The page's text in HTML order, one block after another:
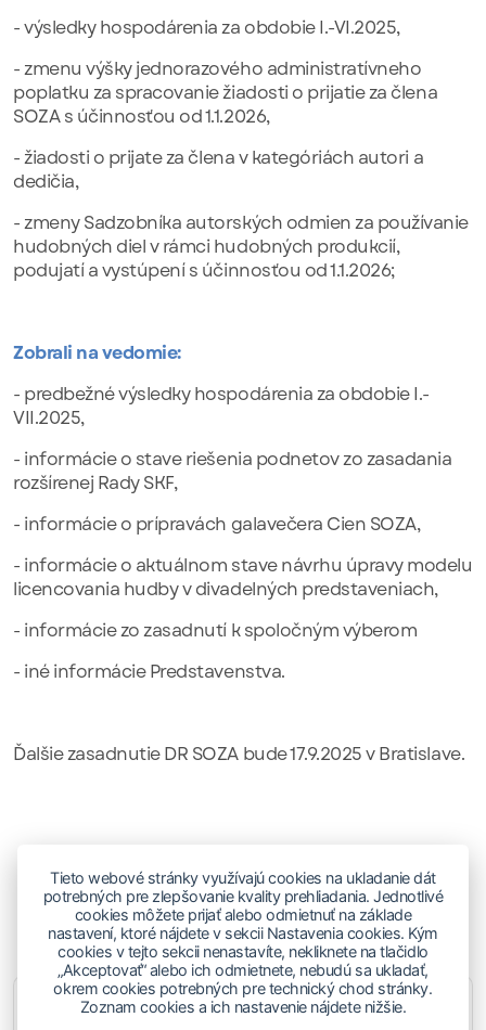
- výsledky hospodárenia za obdobie I.-VI.2025,
- zmenu výšky jednorazového administratívneho
poplatku za spracovanie žiadosti o prijatie za člena
SOZA s účinnosťou od 1.1.2026,
- žiadosti o prijate za člena v kategóriách autori a
dedičia,
- zmeny Sadzobníka autorských odmien za používanie
hudobných diel v rámci hudobných produkcií,
podujatí a vystúpení s účinnosťou od 1.1.2026;
Zobrali na vedomie:
- predbežné výsledky hospodárenia za obdobie I.-
VII.2025,
- informácie o stave riešenia podnetov zo zasadania
rozšírenej Rady SKF,
- informácie o prípravách galavečera Cien SOZA,
- informácie o aktuálnom stave návrhu úpravy modelu
licencovania hudby v divadelných predstaveniach,
- informácie zo zasadnutí k spoločným výberom
- iné informácie Predstavenstva.
Ďalšie zasadnutie DR SOZA bude 17.9.2025 v Bratislave.
Prečítajte si aj
07.08.2026
Tieto webové stránky využívajú cookies na ukladanie dát
potrebných pre zlepšovanie kvality prehliadania. Jednotlivé
cookies môžete prijať alebo odmietnuť na základe
nastavení, ktoré nájdete v sekcii Nastavenia cookies. Kým
cookies v tejto sekcii nenastavíte, nekliknete na tlačidlo
„Akceptovať“ alebo ich odmietnete, nebudú sa ukladať,
okrem cookies potrebných pre technický chod stránky.
Zoznam cookies a ich nastavenie nájdete nižšie.